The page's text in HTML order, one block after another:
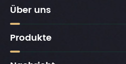
Über uns
Produkte